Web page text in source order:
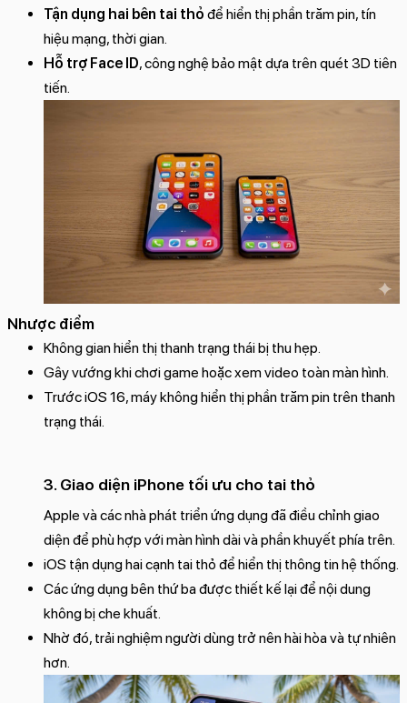
Tận dụng hai bên tai thỏ để hiển thị phần trăm pin, tín
hiệu mạng, thời gian.
Hỗ trợ Face ID, công nghệ bảo mật dựa trên quét 3D tiên
tiến.
Nhược điểm
Không gian hiển thị thanh trạng thái bị thu hẹp.
Gây vướng khi chơi game hoặc xem video toàn màn hình.
Trước iOS 16, máy không hiển thị phần trăm pin trên thanh
trạng thái.
3. Giao diện iPhone tối ưu cho tai thỏ
Apple và các nhà phát triển ứng dụng đã điều chỉnh giao
diện để phù hợp với màn hình dài và phần khuyết phía trên.
iOS tận dụng hai cạnh tai thỏ để hiển thị thông tin hệ thống.
Các ứng dụng bên thứ ba được thiết kế lại để nội dung
không bị che khuất.
Nhờ đó, trải nghiệm người dùng trở nên hài hòa và tự nhiên
hơn.